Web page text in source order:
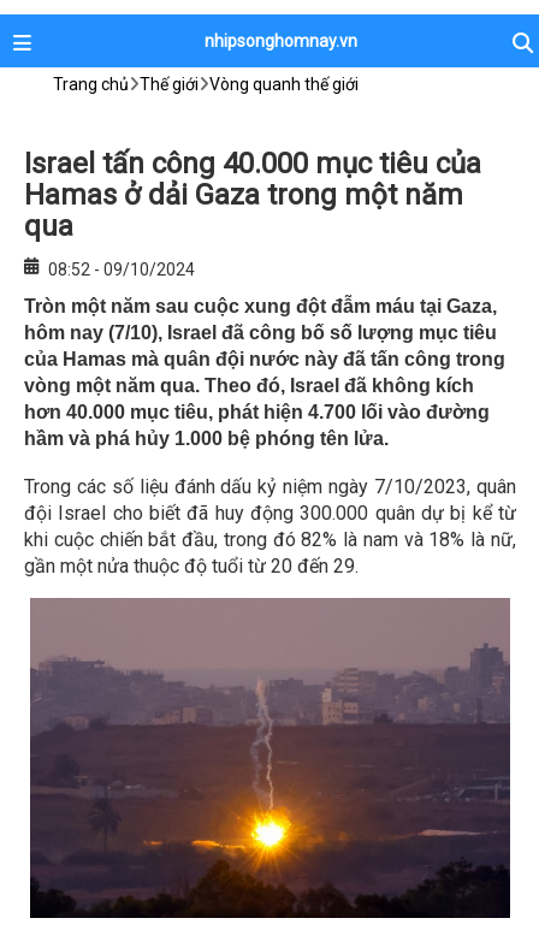
nhipsonghomnay.vn
Trang chủ Thế giới Vòng quanh thế giới
Israel tấn công 40.000 mục tiêu của
Hamas ở dải Gaza trong một năm
qua
08:52 - 09/10/2024
Tròn một năm sau cuộc xung đột đẫm máu tại Gaza,
hôm nay (7/10), Israel đã công bố số lượng mục tiêu
của Hamas mà quân đội nước này đã tấn công trong
vòng một năm qua. Theo đó, Israel đã không kích
hơn 40.000 mục tiêu, phát hiện 4.700 lối vào đường
hầm và phá hủy 1.000 bệ phóng tên lửa.
Trong các số liệu đánh dấu kỷ niệm ngày 7/10/2023, quân
đội Israel cho biết đã huy động 300.000 quân dự bị kể từ
khi cuộc chiến bắt đầu, trong đó 82% là nam và 18% là nữ,
gần một nửa thuộc độ tuổi từ 20 đến 29.